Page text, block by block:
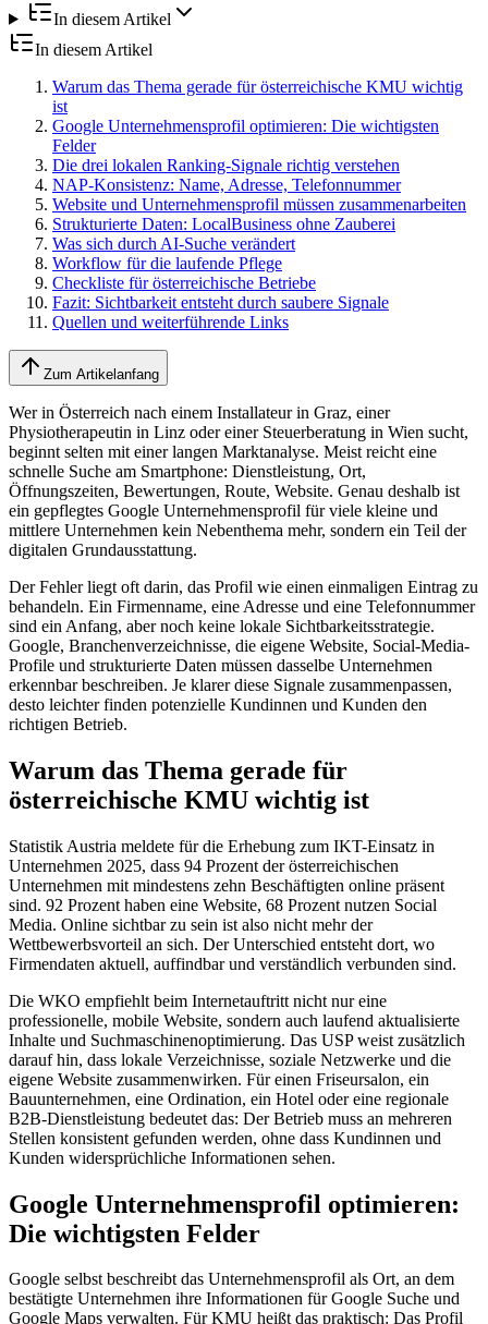
In diesem Artikel
In diesem Artikel
Warum das Thema gerade für österreichische KMU wichtig
ist
Google Unternehmensprofil optimieren: Die wichtigsten
Felder
Die drei lokalen Ranking-Signale richtig verstehen
NAP-Konsistenz: Name, Adresse, Telefonnummer
Website und Unternehmensprofil müssen zusammenarbeiten
Strukturierte Daten: LocalBusiness ohne Zauberei
Was sich durch AI-Suche verändert
Workflow für die laufende Pflege
Checkliste für österreichische Betriebe
Fazit: Sichtbarkeit entsteht durch saubere Signale
Quellen und weiterführende Links
Zum Artikelanfang
Wer in Österreich nach einem Installateur in Graz, einer
Physiotherapeutin in Linz oder einer Steuerberatung in Wien sucht,
beginnt selten mit einer langen Marktanalyse. Meist reicht eine
schnelle Suche am Smartphone: Dienstleistung, Ort,
Öffnungszeiten, Bewertungen, Route, Website. Genau deshalb ist
ein gepflegtes Google Unternehmensprofil für viele kleine und
mittlere Unternehmen kein Nebenthema mehr, sondern ein Teil der
digitalen Grundausstattung.
Der Fehler liegt oft darin, das Profil wie einen einmaligen Eintrag zu
behandeln. Ein Firmenname, eine Adresse und eine Telefonnummer
sind ein Anfang, aber noch keine lokale Sichtbarkeitsstrategie.
Google, Branchenverzeichnisse, die eigene Website, Social-Media-
Profile und strukturierte Daten müssen dasselbe Unternehmen
erkennbar beschreiben. Je klarer diese Signale zusammenpassen,
desto leichter finden potenzielle Kundinnen und Kunden den
richtigen Betrieb.
Warum das Thema gerade für
österreichische KMU wichtig ist
Statistik Austria meldete für die Erhebung zum IKT-Einsatz in
Unternehmen 2025, dass 94 Prozent der österreichischen
Unternehmen mit mindestens zehn Beschäftigten online präsent
sind. 92 Prozent haben eine Website, 68 Prozent nutzen Social
Media. Online sichtbar zu sein ist also nicht mehr der
Wettbewerbsvorteil an sich. Der Unterschied entsteht dort, wo
Firmendaten aktuell, auffindbar und verständlich verbunden sind.
Die WKO empfiehlt beim Internetauftritt nicht nur eine
professionelle, mobile Website, sondern auch laufend aktualisierte
Inhalte und Suchmaschinenoptimierung. Das USP weist zusätzlich
darauf hin, dass lokale Verzeichnisse, soziale Netzwerke und die
eigene Website zusammenwirken. Für einen Friseursalon, ein
Bauunternehmen, eine Ordination, ein Hotel oder eine regionale
B2B-Dienstleistung bedeutet das: Der Betrieb muss an mehreren
Stellen konsistent gefunden werden, ohne dass Kundinnen und
Kunden widersprüchliche Informationen sehen.
Google Unternehmensprofil optimieren:
Die wichtigsten Felder
Google selbst beschreibt das Unternehmensprofil als Ort, an dem
bestätigte Unternehmen ihre Informationen für Google Suche und
Google Maps verwalten. Für KMU heißt das praktisch: Das Profil